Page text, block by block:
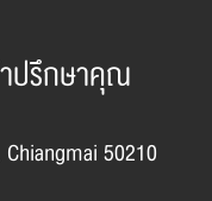
ปรึกษาคุณ
50210